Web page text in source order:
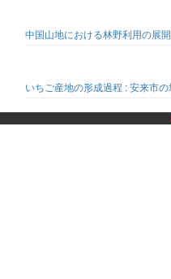
中国山地における林野利用の展
いちご産地の形成過程 : 安来市の